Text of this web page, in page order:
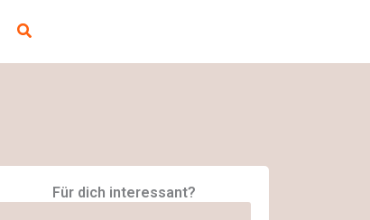
Suchen
Für dich interessant?